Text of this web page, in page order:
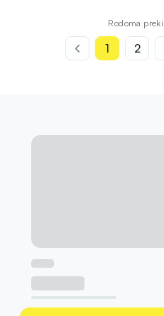
Rodoma
1 2
Sveikata
Vaistinėlė į festivalį: vien